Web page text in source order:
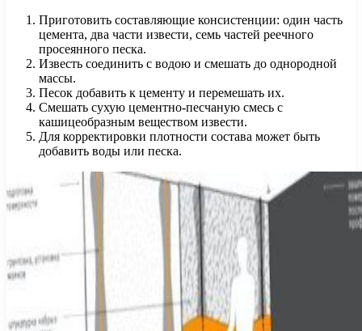
Приготовить составляющие консистенции: один часть
цемента, два части извести, семь частей реечного
просеянного песка.
Известь соединить с водою и смешать до однородной
массы.
Песок добавить к цементу и перемешать их.
Смешать сухую цементно-песчаную смесь с
кашицеобразным веществом извести.
Для корректировки плотности состава может быть
добавить воды или песка.